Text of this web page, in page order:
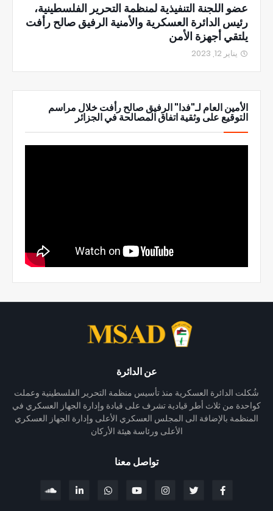
عضو اللجنة التنفيذية لمنظمة التحرير الفلسطينية،
رئيس الدائرة العسكرية والأمنية الرفيق صالح رأفت
يلتقي أجهزة الأمن
يناير 12, 2023
الأمين العام لـ"فدا" الرفيق صالح رأفت خلال مراسم
التوقيع على وثقية اتفاق المصالحة في الجزائر
عن الدائرة
شُكلت الدائرة العسكرية منذ تأسيس منظمة التحرير الفلسطينية وعملت
كواحدة من ثلاث أطر قيادية تشرف على قيادة وإدارة الجهاز العسكري في
المنظمة بالإضافة الى المجلس العسكري الأعلى وإدارة الجهاز العسكري
الأعلى ورئاسة هيئة الأركان
تواصل معنا